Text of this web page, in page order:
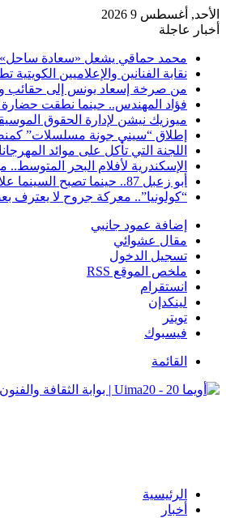
الأحد, أغسطس 9 2026
أخبار عاجلة
محمد حماقي يشعل «سعادة ساحل»
نقابة الفنانين والإعلاميين
من صرخة إسعاد يونس إلى حقائب
فؤاد المهندس.. حينما نطقت حضارة
ميوزيك نيشن لإدارة الحقوق
إطلاق “سيني جونة مسلسلات”
اللجنة التي تأكل على موائد
الإسكندرية لأفلام البحر المتوسط..
أبو زعبل 87.. حينما تصبح السينما علاجا للنفس
“كولونيا”.. معركة جروح لا يعترف
إضافة عمود جانبي
مقال عشوائي
تسجيل الدخول
ملخص الموقع RSS
انستقرام
لينكدإن
تويتر
فيسبوك
القائمة
الرئيسية
أخبار